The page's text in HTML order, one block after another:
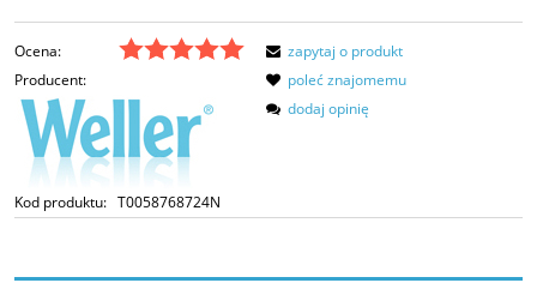
Ocena:
Producent:
Kod produktu: T0058768724N
zapytaj o produkt
poleć znajomemu
dodaj opinię